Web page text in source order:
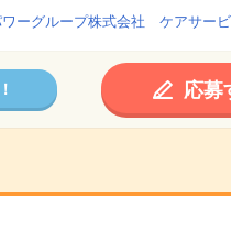
ワーグループ株式会社 ケアサー
応募